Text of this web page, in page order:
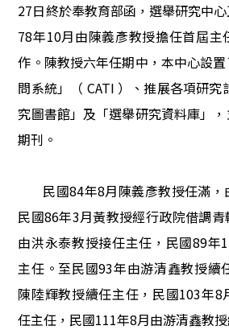
27日終於奉教育部函，選舉研究中
78年10月由陳義彥教授擔任首屆主
作。陳教授六年任期中，本中心設
問系統」（ CATI ）、推展各項研究
究圖書館」及「選舉研究資料庫」，
期刊。
民國84年8月陳義彥教授任滿，
民國86年3月黃教授經行政院借調青
由洪永泰教授接任主任，民國89年
主任。至民國93年由游清鑫教授續
陳陸輝教授續任主任，民國103年8
任主任，民國111年8月由游清鑫教授